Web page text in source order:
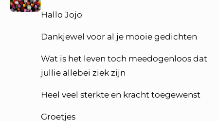
Hallo Jojo
Dankjewel voor al je mooie gedichten
Wat is het leven toch meedogenloos dat
jullie allebei ziek zijn
Heel veel sterkte en kracht toegewenst
Groetjes